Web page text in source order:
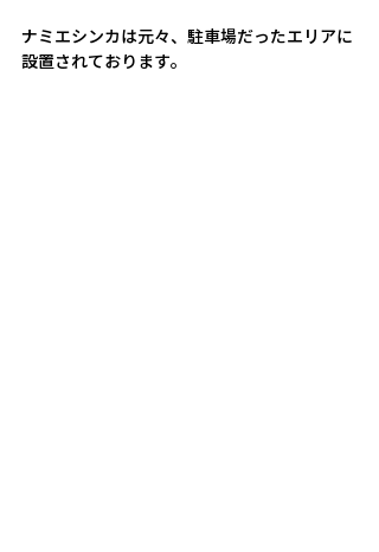
ナミエシンカは元々、駐車場だったエリアに
設置されております。